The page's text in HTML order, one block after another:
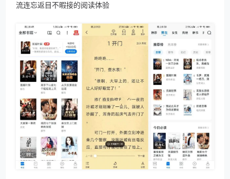
流连忘返目不暇接的阅读体验